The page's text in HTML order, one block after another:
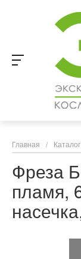
Главная /
Фреза
пламя,